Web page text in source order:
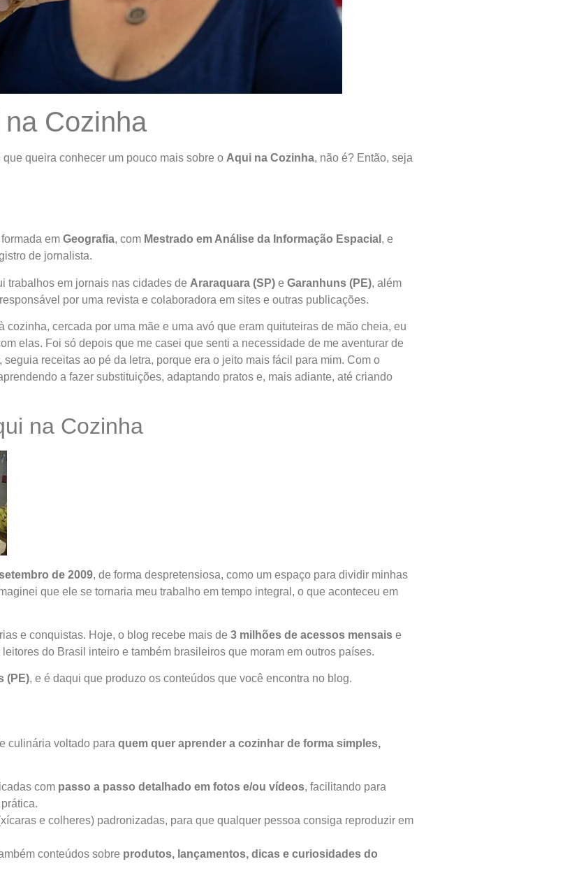
Cozinha
queira conhecer um pouco mais sobre o Aqui na Cozinha, não é? Então, seja
em Geografia, com Mestrado em Análise da Informação Espacial , e
de jornalista.
trabalhos em jornais nas cidades de Araraquara (SP)e Garanhuns (PE), além
por uma revista e colaboradora em sites e outras publicações.
cozinha, cercada por uma mãe e uma avó que eram quituteiras de mão cheia, eu
elas. Foi só depois que me casei que senti a necessidade de me aventurar de
receitas ao pé da letra, porque era o jeito mais fácil para mim. Com o
a fazer substituições, adaptando pratos e, mais adiante, até criando
na Cozinha
de 2009, de forma despretensiosa, como um espaço para dividir minhas
que ele se tornaria meu trabalho em tempo integral, o que aconteceu em
e conquistas. Hoje, o blog recebe mais de 3 milhões de acessos mensaise
do Brasil inteiro e também brasileiros que moram em outros países.
(PE), e é daqui que produzo os conteúdos que você encontra no blog.
culinária voltado para quem quer aprender a cozinhar de forma simples,
com passo a passo detalhado em fotos e/ou vídeos, facilitando para
e colheres) padronizadas, para que qualquer pessoa consiga reproduzir em
conteúdos sobre produtos, lançamentos, dicas e curiosidades do